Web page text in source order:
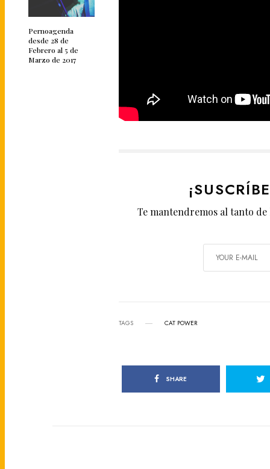
Pernoagenda
desde 28 de
Febrero al 5 de
Marzo de 2017
Te mantendremos al tanto de
TAGS CAT POWER
SHARE